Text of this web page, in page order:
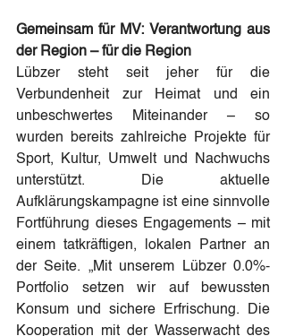
Gemeinsam für MV: Verantwortung aus
der Region – für die Region
Lübzer steht seit jeher für die
Verbundenheit zur Heimat und ein
unbeschwertes Miteinander – so
wurden bereits zahlreiche Projekte für
Sport, Kultur, Umwelt und Nachwuchs
unterstützt. Die aktuelle
Aufklärungskampagne ist eine sinnvolle
Fortführung dieses Engagements – mit
einem tatkräftigen, lokalen Partner an
der Seite. „Mit unserem Lübzer 0.0%-
Portfolio setzen wir auf bewussten
Konsum und sichere Erfrischung. Die
Kooperation mit der Wasserwacht des